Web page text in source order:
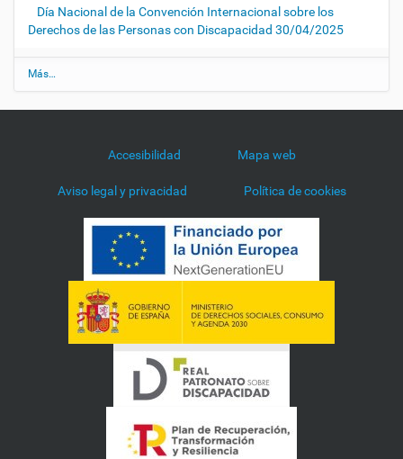
Día Nacional de la Convención Internacional sobre los
Derechos de las Personas con Discapacidad 30/04/2025
Ú
Más…
Accesibilidad Mapa web
Aviso legal y privacidad Política de cookies